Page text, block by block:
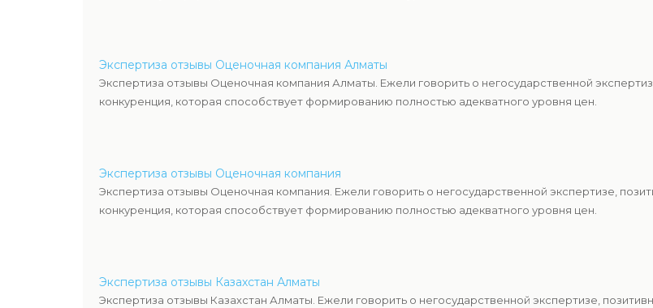
Экспертиза отзывы Оценочная компания Алматы
Экспертиза отзывы Оценочная компания Алматы. Ежели говорить о негосударственной
конкуренция, которая способствует формированию полностью адекватного уровня цен.
Экспертиза отзывы Оценочная компания
Экспертиза отзывы Оценочная компания. Ежели говорить о негосударственной экспертизе,
конкуренция, которая способствует формированию полностью адекватного уровня цен.
Экспертиза отзывы Казахстан Алматы
Экспертиза отзывы Казахстан Алматы. Ежели говорить о негосударственной экспертизе,